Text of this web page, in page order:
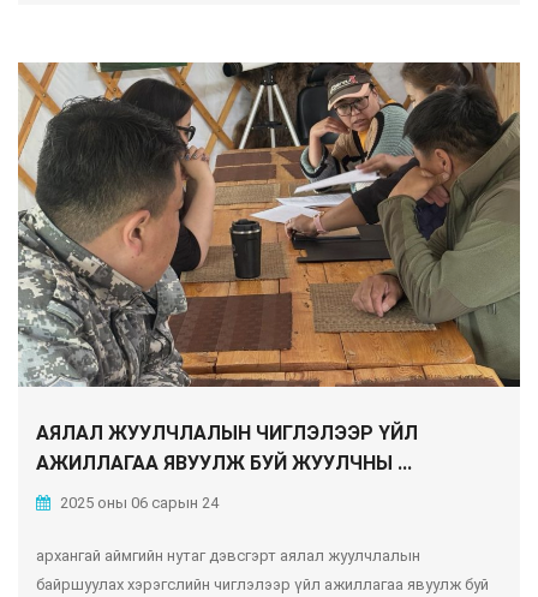
АЯЛАЛ ЖУУЛЧЛАЛЫН ЧИГЛЭЛЭЭР ҮЙЛ
АЖИЛЛАГАА ЯВУУЛЖ БУЙ ЖУУЛЧНЫ ...
2025 оны 06 сарын 24
архангай аймгийн нутаг дэвсгэрт аялал жуулчлалын
байршуулах хэрэгслийн чиглэлээр үйл ажиллагаа явуулж буй